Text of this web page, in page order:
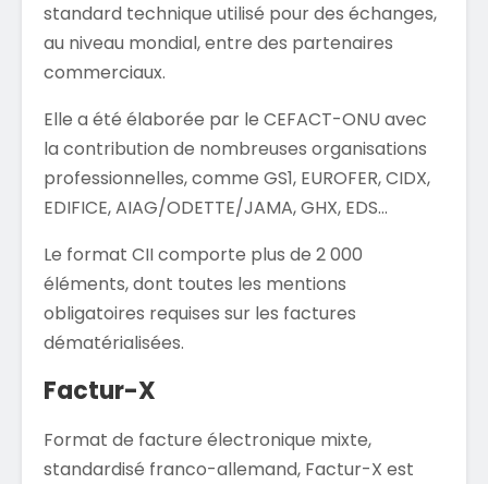
standard technique utilisé pour des échanges,
au niveau mondial, entre des partenaires
commerciaux.
Elle a été élaborée par le CEFACT-ONU avec
la contribution de nombreuses organisations
professionnelles, comme GS1, EUROFER, CIDX,
EDIFICE, AIAG/ODETTE/JAMA, GHX, EDS…
Le format CII comporte plus de 2 000
éléments, dont toutes les mentions
obligatoires requises sur les factures
dématérialisées.
Factur-X
Format de facture électronique mixte,
standardisé franco-allemand, Factur-X est